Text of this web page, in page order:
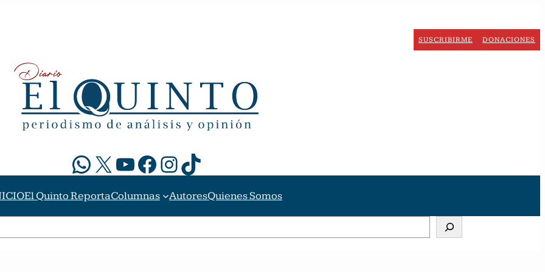
SUSCRIBIRME DONACIONES
WhatsApp
X YouTube
Facebook
Instagram
TikTok
El Quinto ReportaColumnas AutoresQuienes Somos